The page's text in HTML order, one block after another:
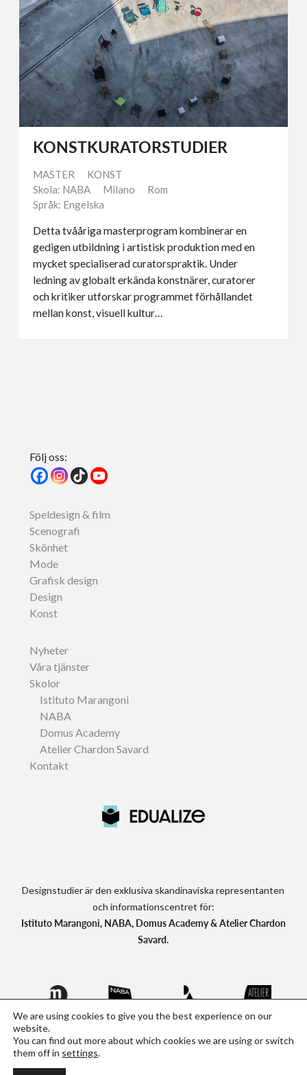
KONSTKURATORSTUDIER
MASTER
KONST
Skola: NABA
Milano
Rom
Språk: Engelska
Detta tvååriga masterprogram kombinerar en
gedigen utbildning i artistisk produktion med en
mycket specialiserad curatorspraktik. Under
ledning av globalt erkända konstnärer, curatorer
och kritiker utforskar programmet förhållandet
mellan konst, visuell kultur…
Följ oss:
Speldesign & film
Scenografi
Skönhet
Mode
Grafisk design
Design
Konst
Nyheter
Våra tjänster
Skolor
Istituto Marangoni
NABA
Domus Academy
Atelier Chardon Savard
Kontakt
Designstudier är den exklusiva skandinaviska representanten
och informationscentret för:
Istituto Marangoni, NABA, Domus Academy & Atelier Chardon
Savard.
Designstudier.se - Kreativa utlandsstudier
We are using cookies to give you the best experience on our
website.
You can find out more about which cookies we are using or switch
them off in settings.